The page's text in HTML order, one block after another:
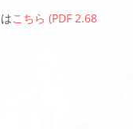
こちら (PDF 2.68